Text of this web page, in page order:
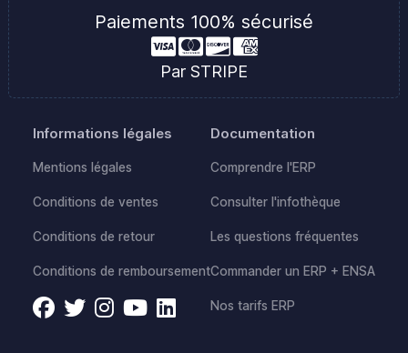
Paiements 100% sécurisé
Par STRIPE
Informations légales
Mentions légales
Conditions de ventes
Conditions de retour
Conditions de remboursement
Documentation
Comprendre l'ERP
Consulter l'infothèque
Les questions fréquentes
Commander un ERP + ENSA
Nos tarifs ERP